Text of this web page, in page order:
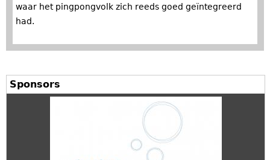
waar het pingpongvolk zich reeds goed geïntegreerd
had.
Sponsors